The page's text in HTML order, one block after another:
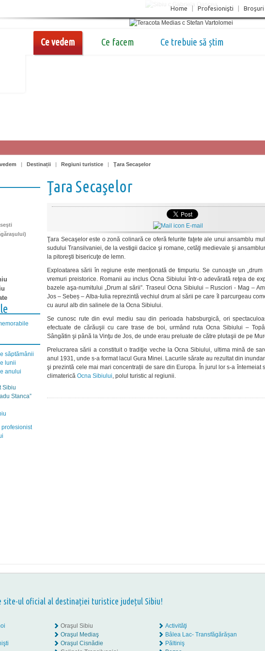
Home Profesionişti
Ce vedem Ce facem Ce trebuie să știm
| Destinații | Regiuni turistice | Ţara Secaşelor
săptămânii
lunii
anului
Sibiu
Stanca”
Ţara Secaşelor
E-mail
Ţara Secaşelor este o zonă colinară ce oferă felurite faţete ale unui ansamblu
sudului Transilvaniei, de la vestigii dacice şi romane, cetăţi medievale şi
la pitoreşti bisericuţe de lemn.
Exploatarea sării în regiune este menţionată de timpuriu. Se cunoaşte un „drum
vremuri preistorice. Romanii au inclus Ocna Sibiului într-o adevărată reţea de
bazele aşa-numitului „Drum al sării”. Traseul Ocna Sibiului – Rusciori - Mag –
Jos – Sebeș – Alba-Iulia reprezintă vechiul drum al sării pe care îl parcurgeau
cu aurul alb din salinele de la Ocna Sibiului.
Se cunosc rute din evul mediu sau din perioada habsburgică, ori
efectuate de cărăuşii cu care trase de boi, urmând ruta Ocna Sibiului –
Sângătin şi până la Vinţu de Jos, de unde erau preluate de către plutaşii de pe
Prelucrarea sării a constituit o tradiţie veche la Ocna Sibiului, ultima mină de
anul 1931, unde s-a format lacul Gura Minei. Lacurile sărate au rezultat din
şi prezintă cele mai mari concentrații de sare din Europa. În jurul lor s-a întemeiat
climaterică Ocna Sibiului, polul turistic al regiunii.
site-ul oficial al destinației turistice județul Sibiu!
Oraşul Sibiu
Oraşul Mediaş
Oraşul Cisnădie
Activităţi
Bâlea Lac- Transfăgărășan
Păltiniş